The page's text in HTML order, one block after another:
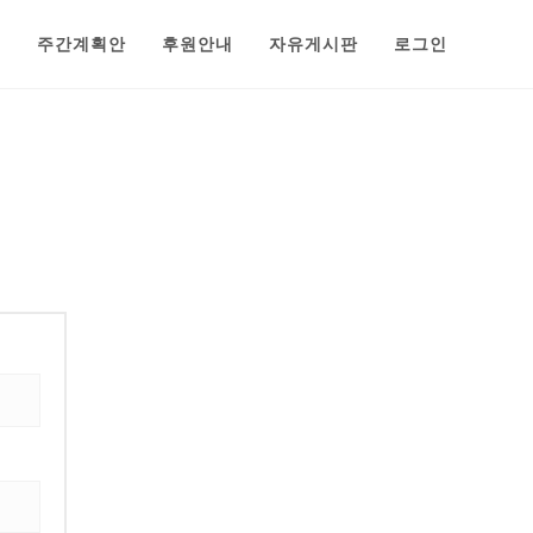
주간계획안 후원안내 자유게시판 로그인